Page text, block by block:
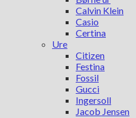
Calvin Klein
Casio
Certina
Ure
Citizen
Festina
Fossil
Gucci
Ingersoll
Jacob Jensen